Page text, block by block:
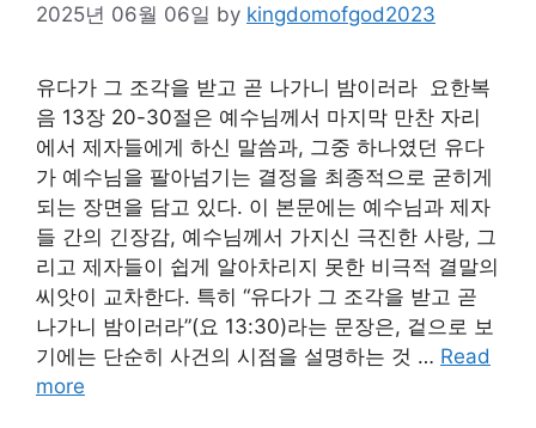
2025년 06월 06일 by kingdomofgod2023
유다가 그 조각을 받고 곧 나가니 밤이러라 요한복
음 13장 20-30절은 예수님께서 마지막 만찬 자리
에서 제자들에게 하신 말씀과, 그중 하나였던 유다
가 예수님을 팔아넘기는 결정을 최종적으로 굳히게
되는 장면을 담고 있다. 이 본문에는 예수님과 제자
들 간의 긴장감, 예수님께서 가지신 극진한 사랑, 그
리고 제자들이 쉽게 알아차리지 못한 비극적 결말의
씨앗이 교차한다. 특히 “유다가 그 조각을 받고 곧
나가니 밤이러라”(요 13:30)라는 문장은, 겉으로 보
기에는 단순히 사건의 시점을 설명하는 것 … Read
more